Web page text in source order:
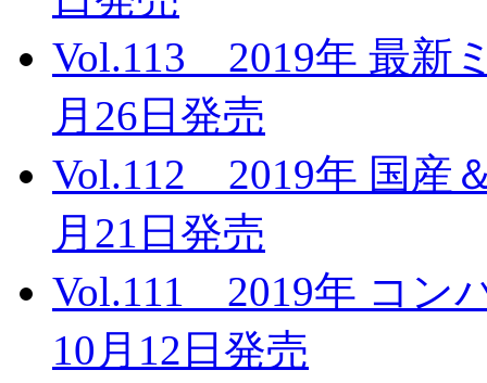
Vol.113 2019年 最新
月26日発売
Vol.112 2019年 国産
月21日発売
Vol.111 2019年 コン
10月12日発売